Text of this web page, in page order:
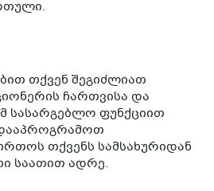
თქვენ შეგიძლიათ
ჩართვისა და
სასარგებლო ფუნქციით
თქვენს სამსახურიდან
საათით ადრე.